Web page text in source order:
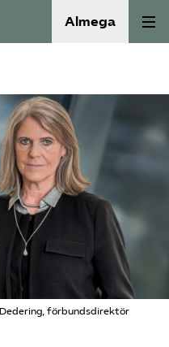
Almega
förbundsdirektör